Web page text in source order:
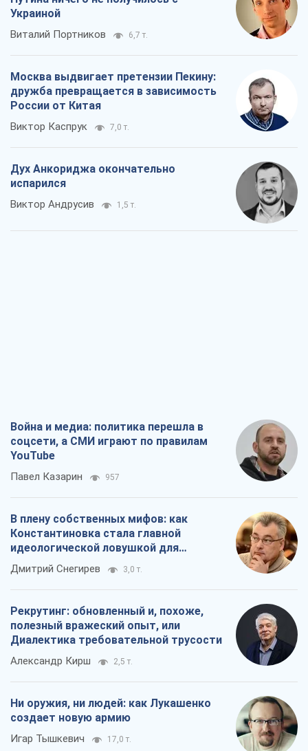
Украиной
Виталий Портников 6,7 т.
Москва выдвигает претензии Пекину:
дружба превращается в зависимость
России от Китая
Виктор Каспрук 7,0 т.
Дух Анкориджа окончательно
испарился
Виктор Андрусив 1,5 т.
Война и медиа: политика перешла в
соцсети, а СМИ играют по правилам
YouTube
Павел Казарин 957
В плену собственных мифов: как
Константиновка стала главной
идеологической ловушкой для
российских оккупантов
Дмитрий Снегирев 3,0 т.
Рекрутинг: обновленный и, похоже,
полезный вражеский опыт, или
Диалектика требовательной трусости
Александр Кирш 2,5 т.
Ни оружия, ни людей: как Лукашенко
создает новую армию
Игар Тышкевич 17,0 т.